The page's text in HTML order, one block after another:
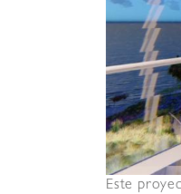
Este